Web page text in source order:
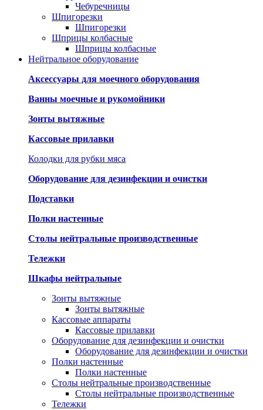
Чебуречницы
Шпигорезки
Шпигорезки
Шприцы колбасные
Шприцы колбасные
Нейтральное оборудование
Аксессуары для моечного оборудования
Ванны моечные и рукомойники
Зонты вытяжные
Кассовые прилавки
Колодки для рубки мяса
Оборудование для дезинфекции и очистки
Подставки
Полки настенные
Столы нейтральные производственные
Тележки
Шкафы нейтральные
Зонты вытяжные
Зонты вытяжные
Кассовые аппараты
Кассовые прилавки
Оборудование для дезинфекции и очистки
Оборудование для дезинфекции и очистки
Полки настенные
Полки настенные
Столы нейтральные производственные
Столы нейтральные производственные
Тележки